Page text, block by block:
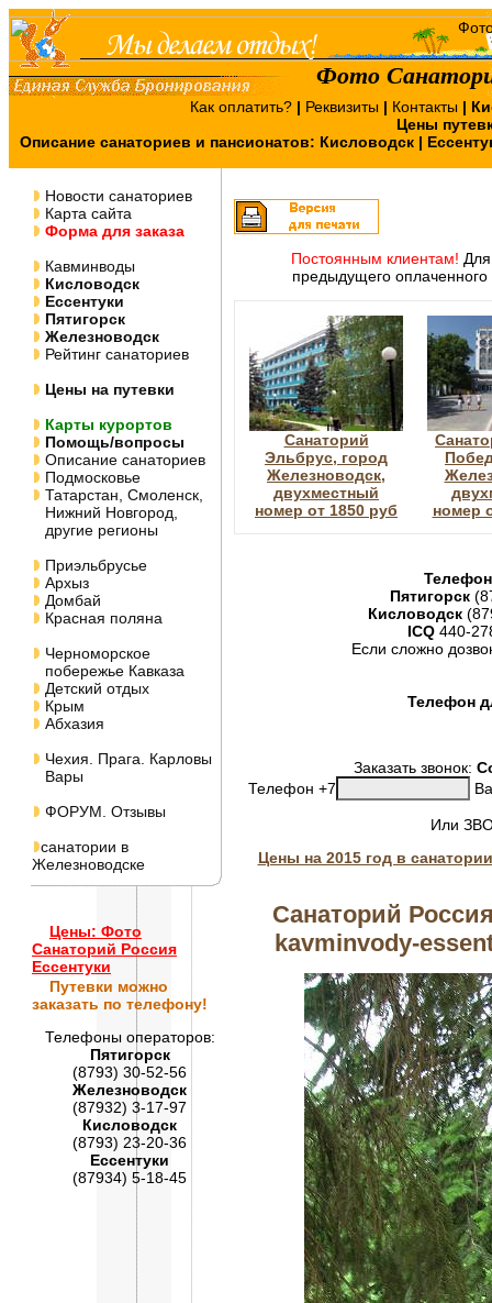
Фото
Как оплатить? | Реквизиты | Контакты |
Цены
Описание санаториев и пансионатов: Кисловодск |
Новости санаториев
Карта сайта
Форма для заказа
Кавминводы
Кисловодск
Ессентуки
Пятигорск
Железноводск
Рейтинг санаториев
Цены на путевки
Карты курортов
Помощь/вопросы
Описание санаториев
Подмосковье
Татарстан, Смоленск,
Нижний Новгород,
другие регионы
Приэльбрусье
Архыз
Домбай
Красная поляна
Черноморское
побережье Кавказа
Детский отдых
Крым
Абхазия
Чехия. Прага. Карловы
Вары
ФОРУМ. Отзывы
санатории в
Железноводске
Цены: Фото
Санаторий Россия
Ессентуки
Путевки можно
заказать по телефону!
Телефоны операторов:
Пятигорск
(8793) 30-52-56
Железноводск
(87932) 3-17-97
Кисловодск
(8793) 23-20-36
Ессентуки
(87934) 5-18-45
Постоянным клиентам!
предыдущего оплаченного
Санаторий
Эльбрус, город
Железноводск,
двухместный
номер от 1850 руб
номер
Пятигорск
Кисловодск
ICQ 440-
Если сложно
Телефон
Заказать звонок:
Телефон +7
Или
Цены на 2015 год в
Санаторий
kavminvody-